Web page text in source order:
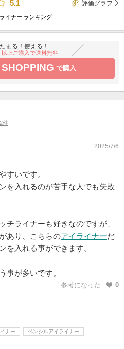
5.1
評価グラフ
イナー ランキング
まる！使える！
以上ご購入で送料無料
で購入
件
2025/7/6
すいです。
を入れるのが苦手な人でも失敗
チライナーも好きなのですが、
あり、こちらのアイライナーだ
を入れる事ができます。
事が多いです。
参考になった 0
ナー ペンシルアイライナー